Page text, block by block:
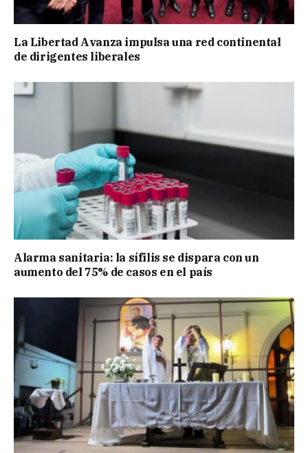
La Libertad Avanza impulsa una red continental
de dirigentes liberales
Alarma sanitaria: la sífilis se dispara con un
aumento del 75% de casos en el país